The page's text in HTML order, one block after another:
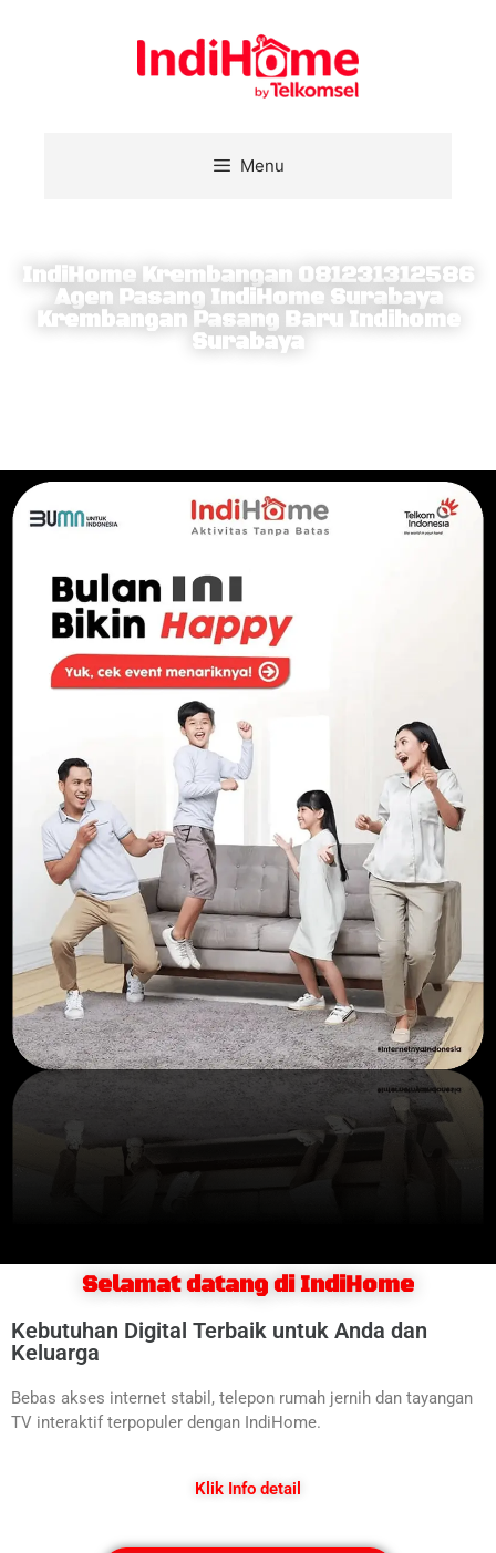
Menu
IndiHome Krembangan 081231312586
Agen Pasang IndiHome Surabaya
Krembangan Pasang Baru Indihome
Surabaya
Selamat datang di IndiHome
Kebutuhan Digital Terbaik untuk Anda dan
Keluarga
Bebas akses internet stabil, telepon rumah jernih dan tayangan
TV interaktif terpopuler dengan IndiHome.
Klik Info detail